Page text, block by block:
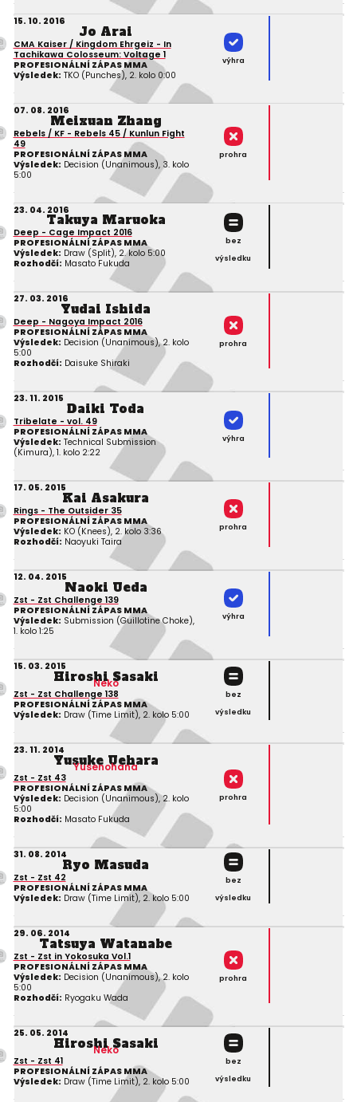
15. 10. 2016
Jo Arai
CMA Kaiser / Kingdom Ehrgeiz - In
Tachikawa Colosseum: Voltage 1
PROFESIONÁLNÍ ZÁPAS MMA
Výsledek: TKO (Punches), 2. kolo 0:00
výhra
07. 08. 2016
Meixuan Zhang
Rebels / KF - Rebels 45 / Kunlun Fight
49
PROFESIONÁLNÍ ZÁPAS MMA
Výsledek: Decision (Unanimous), 3. kolo
5:00
prohra
23. 04. 2016
Takuya Maruoka
Deep - Cage Impact 2016
PROFESIONÁLNÍ ZÁPAS MMA
Výsledek: Draw (Split), 2. kolo 5:00
Rozhodčí: Masato Fukuda
bez
výsledku
27. 03. 2016
Yudai Ishida
Deep - Nagoya Impact 2016
PROFESIONÁLNÍ ZÁPAS MMA
Výsledek: Decision (Unanimous), 2. kolo
5:00
Rozhodčí: Daisuke Shiraki
prohra
23. 11. 2015
Daiki Toda
Tribelate - vol. 49
PROFESIONÁLNÍ ZÁPAS MMA
Výsledek: Technical Submission
(Kimura), 1. kolo 2:22
výhra
17. 05. 2015
Kai Asakura
Rings - The Outsider 35
PROFESIONÁLNÍ ZÁPAS MMA
Výsledek: KO (Knees), 2. kolo 3:36
Rozhodčí: Naoyuki Taira
prohra
12. 04. 2015
Naoki Ueda
Zst - Zst Challenge 139
PROFESIONÁLNÍ ZÁPAS MMA
Výsledek: Submission (Guillotine Choke),
1. kolo 1:25
výhra
15. 03. 2015
Hiroshi Sasaki
Neko
Zst - Zst Challenge 138
PROFESIONÁLNÍ ZÁPAS MMA
Výsledek: Draw (Time Limit), 2. kolo 5:00
bez
výsledku
23. 11. 2014
Yusuke Uehara
Yusenohana
Zst - Zst 43
PROFESIONÁLNÍ ZÁPAS MMA
Výsledek: Decision (Unanimous), 2. kolo
5:00
Rozhodčí: Masato Fukuda
prohra
31. 08. 2014
Ryo Masuda
Zst - Zst 42
PROFESIONÁLNÍ ZÁPAS MMA
Výsledek: Draw (Time Limit), 2. kolo 5:00
bez
výsledku
29. 06. 2014
Tatsuya Watanabe
Zst - Zst in Yokosuka Vol.1
PROFESIONÁLNÍ ZÁPAS MMA
Výsledek: Decision (Unanimous), 2. kolo
5:00
Rozhodčí: Ryogaku Wada
prohra
25. 05. 2014
Hiroshi Sasaki
Neko
Zst - Zst 41
PROFESIONÁLNÍ ZÁPAS MMA
Výsledek: Draw (Time Limit), 2. kolo 5:00
bez
výsledku